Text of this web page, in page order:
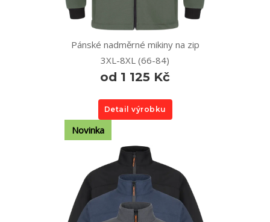
Pánské nadměrné mikiny na zip
3XL-8XL (66-84)
od 1 125 Kč
Detail výrobku
Novinka